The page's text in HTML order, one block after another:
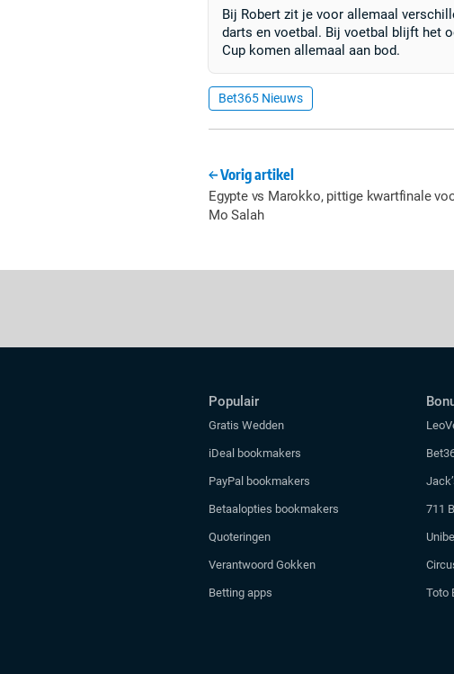
Bij Robert zit je voor allemaal
darts en voetbal. Bij voetbal blijft het
Cup komen allemaal aan bod.
Bet365 Nieuws
Vorig artikel
Egypte vs Marokko, pittige kwartfinale
Mo Salah
Populair
Gratis Wedden
iDeal bookmakers
PayPal bookmakers
Betaalopties bookmakers
Quoteringen
Verantwoord Gokken
Betting apps
711
Toto